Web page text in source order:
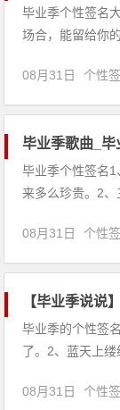
毕业季个性签名
场合，能留给你
荐时，就要当仁
“我”。3、我们
08月31日 个性
毕业季歌曲_毕
毕业季个性签名
来多么珍贵。2、
样，笑容灿烂，
不管走到哪里，
08月31日 个性
【毕业季说说
毕业季的个性签
了。2、蓝天上
能，我愿将心底
08月31日 个性